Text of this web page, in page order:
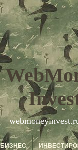
БИЗНЕС